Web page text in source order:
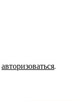
авторизоваться.